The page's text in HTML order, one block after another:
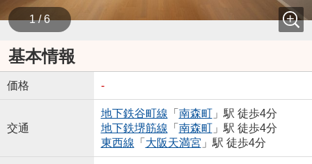
1 / 6
基本情報
価格 -
交通
地下鉄谷町線 「 南森町」駅 徒歩4分
地下鉄堺筋線 「 南森町」駅 徒歩4分
東西線 「 大阪天満宮 」駅 徒歩4分